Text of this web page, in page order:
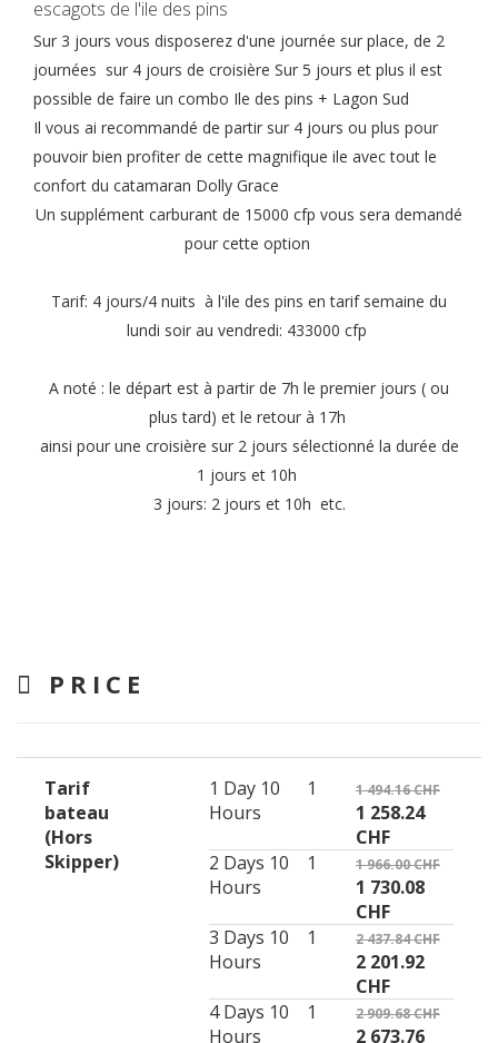
escagots de l'ile des pins
Sur 3 jours vous disposerez d'une journée sur place, de 2
journées sur 4 jours de croisière Sur 5 jours et plus il est
possible de faire un combo Ile des pins + Lagon Sud
Il vous ai recommandé de partir sur 4 jours ou plus pour
pouvoir bien profiter de cette magnifique ile avec tout le
confort du catamaran Dolly Grace
Un supplément carburant de 15000 cfp vous sera demandé
pour cette option
Tarif: 4 jours/4 nuits à l'ile des pins en tarif semaine du
lundi soir au vendredi: 433000 cfp
A noté : le départ est à partir de 7h le premier jours ( ou
plus tard) et le retour à 17h
ainsi pour une croisière sur 2 jours sélectionné la durée de
1 jours et 10h
3 jours: 2 jours et 10h etc.
PRICE
Tarif
bateau
(Hors
Skipper)
1 Day 10
Hours
1 1 494.16 CHF
1 258.24
CHF
2 Days 10
Hours
1 1 966.00 CHF
1 730.08
CHF
3 Days 10
Hours
1 2 437.84 CHF
2 201.92
CHF
4 Days 10
Hours
1 2 909.68 CHF
2 673.76